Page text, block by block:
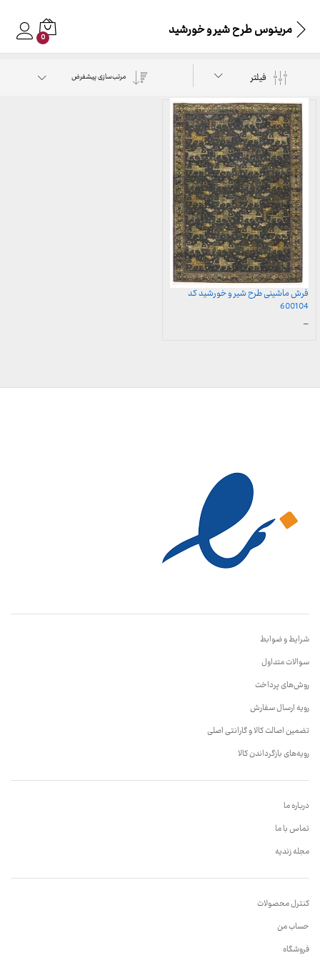
مرینوس طرح شیر و خورشید 0
فیلتر مرتب‌سازی پیشفرض
فرش ماشینی طرح شیر و خورشید کد
600104
–محدوده
شرایط و ضوابط
سوالات متداول
روش‌های پرداخت
رویه ارسال سفارش
تضمین اصالت کالا و گارانتی اصلی
رویه‌های بازگرداندن کالا
درباره ما
تماس با ما
مجله زندیه
کنترل محصولات
حساب من
فروشگاه